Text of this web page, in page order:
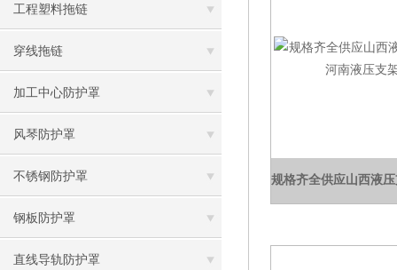
工程塑料拖链
穿线拖链
加工中心防护罩
风琴防护罩
不锈钢防护罩
钢板防护罩
直线导轨防护罩